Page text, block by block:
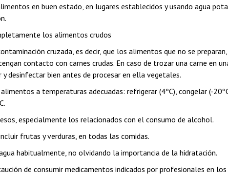
en buen estado, en lugares establecidos y usando agua
los alimentos crudos
cruzada, es decir, que los alimentos que no se
contacto con carnes crudas. En caso de trozar una carne en
y desinfectar bien antes de procesar en ella vegetales.
a temperaturas adecuadas: refrigerar (4ºC), congelar (-
especialmente los relacionados con el consumo de alcohol.
frutas y verduras, en todas las comidas.
habitualmente, no olvidando la importancia de la hidratación.
de consumir medicamentos indicados por profesionales en